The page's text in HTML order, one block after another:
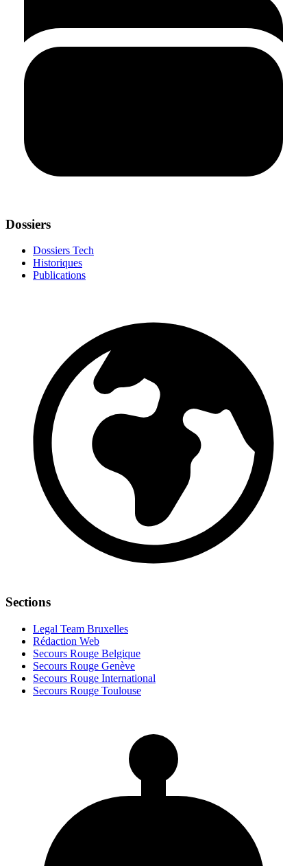
Dossiers
Dossiers Tech
Historiques
Publications
Sections
Legal Team Bruxelles
Rédaction Web
Secours Rouge Belgique
Secours Rouge Genève
Secours Rouge International
Secours Rouge Toulouse